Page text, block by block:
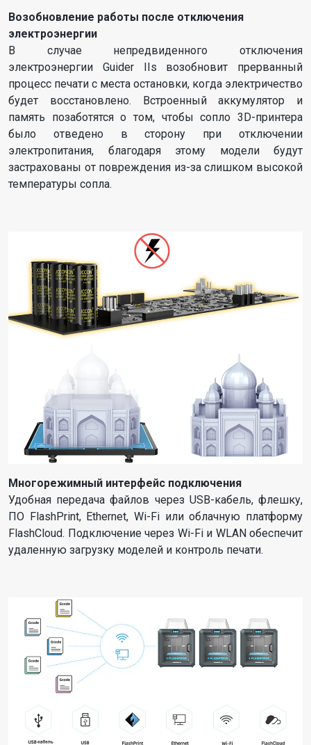
Возобновление работы после отключения
электроэнергии
В случае непредвиденного отключения
электроэнергии Guider IIs возобновит прерванный
процесс печати с места остановки, когда электричество
будет восстановлено. Встроенный аккумулятор и
память позаботятся о том, чтобы сопло 3D-принтера
было отведено в сторону при отключении
электропитания, благодаря этому модели будут
застрахованы от повреждения из-за слишком высокой
температуры сопла.
Многорежимный интерфейс подключения
Удобная передача файлов через USB-кабель, флешку,
ПО FlashPrint, Ethernet, Wi-Fi или облачную платформу
FlashCloud. Подключение через Wi-Fi и WLAN обеспечит
удаленную загрузку моделей и контроль печати.